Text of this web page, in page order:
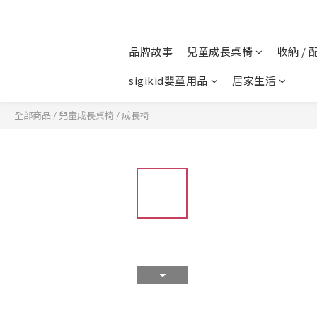
品牌故事 兒童成長桌椅
收納 /
sigikid嬰童用品
居家生活
全部商品 / 兒童成長桌椅 / 成長椅